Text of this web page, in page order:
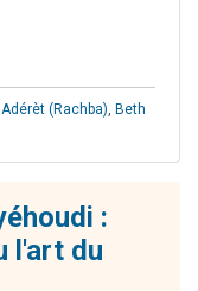
(Rachba), Beth
:
l'art du